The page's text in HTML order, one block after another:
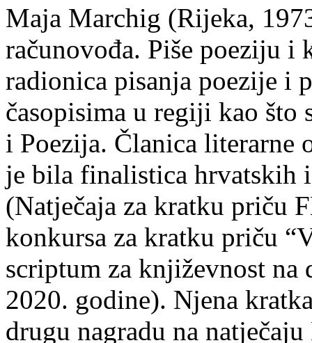
Maja Marchig (Rijeka,
računovođa. Piše poeziju i
radionica pisanja poezije i
časopisima u regiji kao što
i Poezija. Članica literarne
je bila finalistica hrvatskih
(Natječaja za kratku priču
konkursa za kratku priču
scriptum za književnost na
2020. godine). Njena
drugu nagradu na